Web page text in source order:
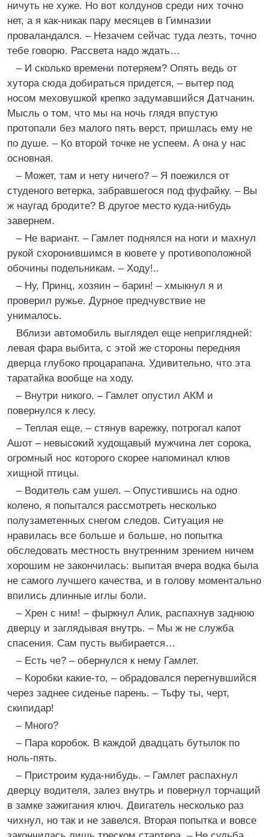
ничуть не хуже. Но вот колдунов среди них точно
нет, а я как-никак пару месяцев в Гимназии
проваландался. – Незачем сейчас туда лезть, точно
тебе говорю. Рассвета надо ждать…
– И сколько времени потеряем? Опять ведь от
хутора сюда добираться придется, – вытер под
носом меховушкой крепко задумавшийся Датчанин.
Мысль о том, что мы на ночь глядя впустую
протопали без малого пять верст, пришлась ему не
по душе. – Ко второй точке не успеем. А она у нас
основная.
– Может, там и нету ничего? – Я поежился от
студеного ветерка, забравшегося под фуфайку. – Вы
ж наугад бродите? В другое место куда-нибудь
завернем.
– Не вариант. – Гамлет поднялся на ноги и махнул
рукой схоронившимся в кювете у противоположной
обочины подельникам. – Ходу!..
– Ну, Принц, хозяин – барин! – хмыкнул я и
проверил ружье. Дурное предчувствие не
унималось.
Вблизи автомобиль выглядел еще неприглядней:
левая фара выбита, с этой же стороны передняя
дверца глубоко процарапана. Удивительно, что эта
таратайка вообще на ходу.
– Внутри никого. – Гамлет опустил АКМ и
повернулся к лесу.
– Теплая еще, – стянув варежку, потрогал капот
Ашот – невысокий худощавый мужчина лет сорока,
огромный нос которого скорее напоминал клюв
хищной птицы.
– Водитель сам ушел. – Опустившись на одно
колено, я попытался рассмотреть несколько
полузаметенных снегом следов. Ситуация не
нравилась все больше и больше, но попытка
обследовать местность внутренним зрением ничем
хорошим не закончилась: выпитая вчера водка была
не самого лучшего качества, и в голову моментально
впились длинные иглы боли.
– Хрен с ним! – фыркнул Алик, распахнув заднюю
дверцу и заглядывая внутрь. – Мы ж не служба
спасения. Сам пусть выбирается…
– Есть че? – обернулся к нему Гамлет.
– Коробки какие-то, – обрадовался перегнувшийся
через заднее сиденье парень. – Тьфу ты, черт,
скипидар!
– Много?
– Пара коробок. В каждой двадцать бутылок по
ноль-пять.
– Пристроим куда-нибудь. – Гамлет распахнул
дверцу водителя, залез внутрь и повернул торчащий
в замке зажигания ключ. Двигатель несколько раз
чихнул, но так и не завелся. Вторая попытка и вовсе